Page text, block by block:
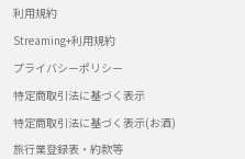
利用規約
Streaming+利用規約
プライバシーポリシー
特定商取引法に基づく表示
特定商取引法に基づく表示(お酒)
旅行業登録表・約款等